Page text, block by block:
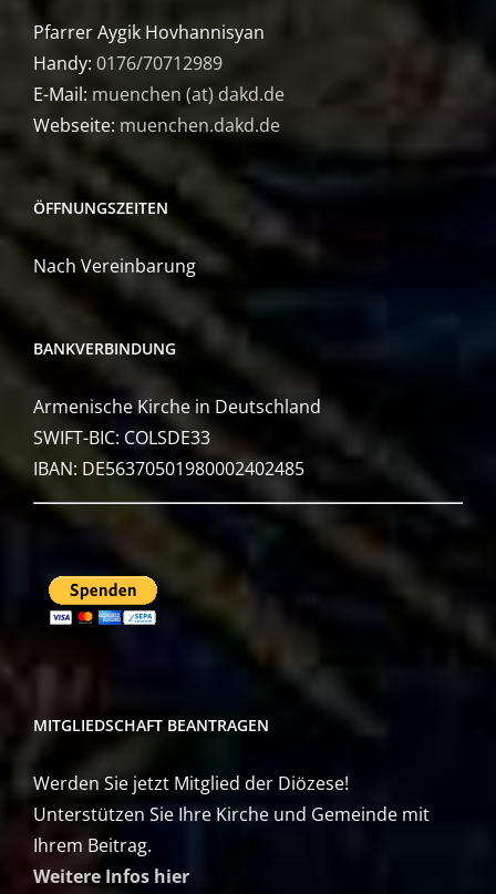
Pfarrer Aygik Hovhannisyan
Handy: 0176/70712989
E-Mail: muenchen (at) dakd.de
Webseite: muenchen.dakd.de
ÖFFNUNGSZEITEN
Nach Vereinbarung
BANKVERBINDUNG
Armenische Kirche in Deutschland
SWIFT-BIC: COLSDE33
IBAN: DE56370501980002402485
MITGLIEDSCHAFT BEANTRAGEN
Werden Sie jetzt Mitglied der Diözese!
Unterstützen Sie Ihre Kirche und Gemeinde mit
Ihrem Beitrag.
Weitere Infos hier